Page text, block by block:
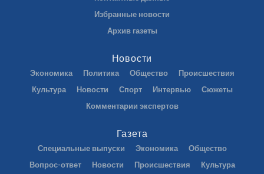
Избранные новости
Архив газеты
Новости
Экономика Политика Общество
Происшествия
Культура
Новости Спорт Интервью
Сюжеты
Комментарии экспертов
Газета
Специальные выпуски Экономика
Общество
Вопрос-ответ
Новости Происшествия
Культура